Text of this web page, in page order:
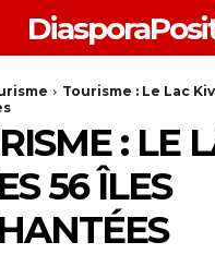
Tourisme : Le Lac
: LE
56 ÎLES